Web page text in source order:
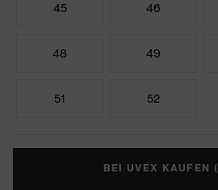
45 46
48 49
51 52
BEI UVEX KAUFEN